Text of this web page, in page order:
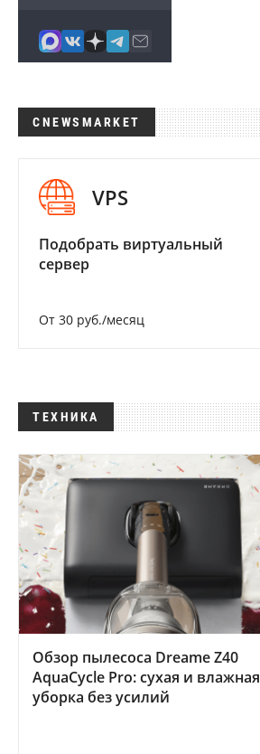
CNEWSMARKET
VPS
Подобрать виртуальный
сервер
От 30 руб./месяц
ТЕХНИКА
Обзор пылесоса Dreame Z40
AquaCycle Pro: сухая и влажная
уборка без усилий